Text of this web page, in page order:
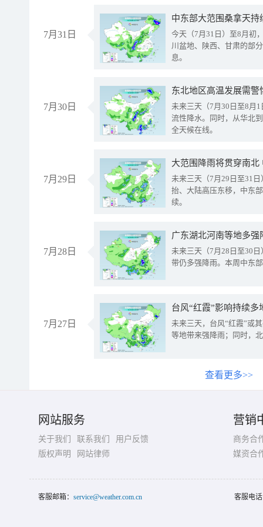
7月31日
中东部大范围桑拿天
今天（7月31日）至8月初
川盆地、陕西、甘肃的部
息。
7月30日
东北地区高温发展需
未来三天（7月30日至8月
流性降水。同时，从华北
全天候在线。
7月29日
大范围降雨将贯穿南
未来三天（7月29日至31
抬、大陆高压东移，中东
续。
7月28日
广东湖北河南等地多
未来三天（7月28日至30
带仍多强降雨。本周中东
7月27日
台风“红霞”影响持续
未来三天，台风“红霞”或
等地带来强降雨；同时，
查看更多>>
网站服务
关于我们 联系我们
用户反馈
版权声明
网站律师
营销
商务合
媒资合
客服邮箱： service@weather.com.cn 客服电